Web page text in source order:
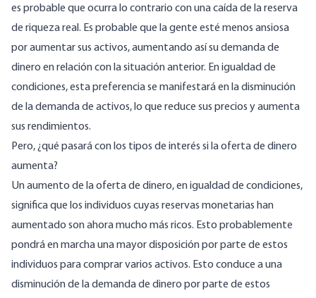
es probable que ocurra lo contrario con una caída de la reserva
de riqueza real. Es probable que la gente esté menos ansiosa
por aumentar sus activos, aumentando así su demanda de
dinero en relación con la situación anterior. En igualdad de
condiciones, esta preferencia se manifestará en la disminución
de la demanda de activos, lo que reduce sus precios y aumenta
sus rendimientos.
Pero, ¿qué pasará con los tipos de interés si la oferta de dinero
aumenta?
Un aumento de la oferta de dinero, en igualdad de condiciones,
significa que los individuos cuyas reservas monetarias han
aumentado son ahora mucho más ricos. Esto probablemente
pondrá en marcha una mayor disposición por parte de estos
individuos para comprar varios activos. Esto conduce a una
disminución de la demanda de dinero por parte de estos